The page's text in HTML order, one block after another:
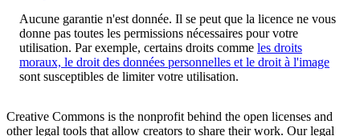
Aucune garantie n'est donnée. Il se peut que la licence ne vous
donne pas toutes les permissions nécessaires pour votre
utilisation. Par exemple, certains droits comme les droits
moraux, le droit des données personnelles et le droit à l'image
sont susceptibles de limiter votre utilisation.
Creative Commons is the nonprofit behind the open licenses and
other legal tools that allow creators to share their work. Our legal